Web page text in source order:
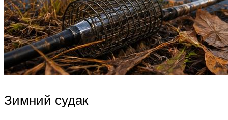
Зимний судак